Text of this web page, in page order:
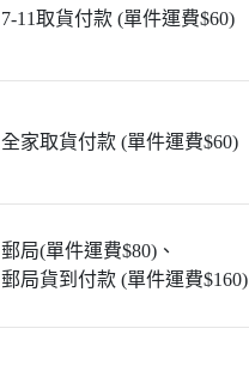
7-11取貨付款 (單件運費$60)
全家取貨付款 (單件運費$60)
郵局(單件運費$80)、
郵局貨到付款 (單件運費$160)